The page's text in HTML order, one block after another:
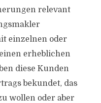
relevant
einzelnen oder
erheblichen
diese Kunden
bekundet, das
wollen oder aber